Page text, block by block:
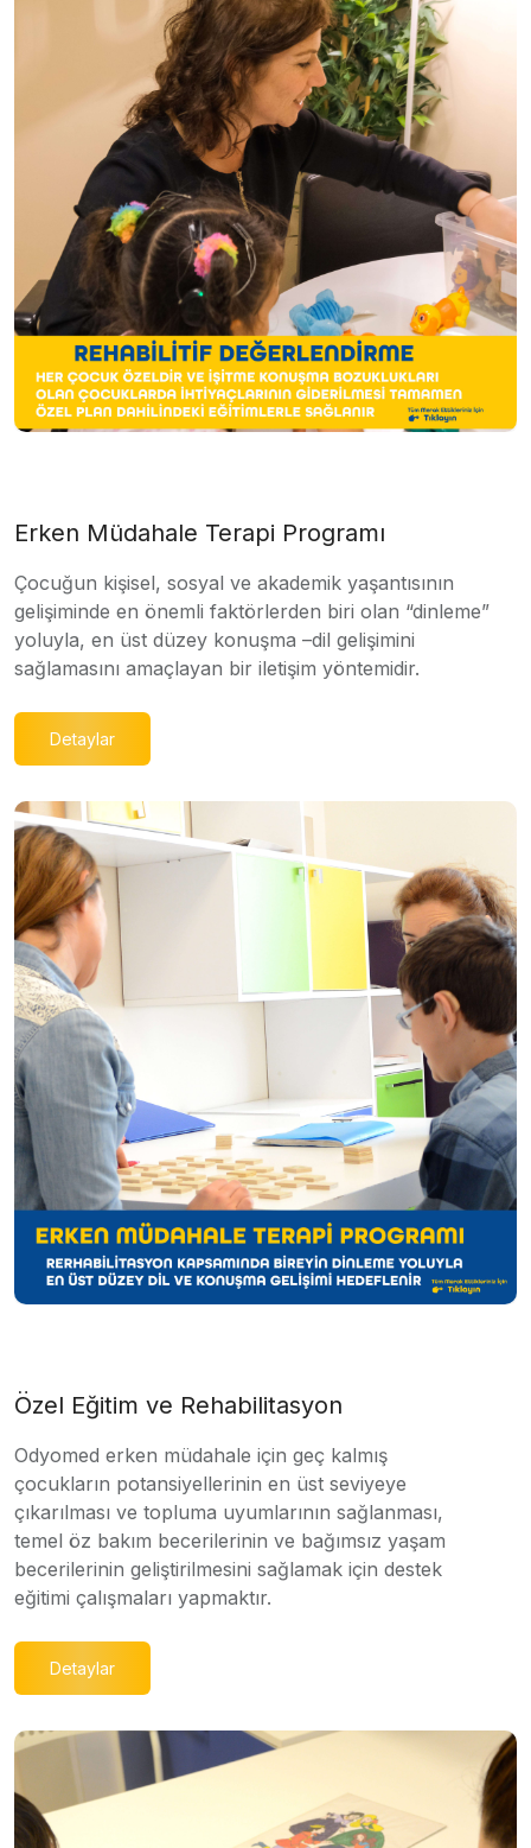
Erken Müdahale Terapi Programı
Çocuğun kişisel, sosyal ve akademik yaşantısının
gelişiminde en önemli faktörlerden biri olan “dinleme”
yoluyla, en üst düzey konuşma –dil gelişimini
sağlamasını amaçlayan bir iletişim yöntemidir.
Detaylar
Özel Eğitim ve Rehabilitasyon
Odyomed erken müdahale için geç kalmış
çocukların potansiyellerinin en üst seviyeye
çıkarılması ve topluma uyumlarının sağlanması,
temel öz bakım becerilerinin ve bağımsız yaşam
becerilerinin geliştirilmesini sağlamak için destek
eğitimi çalışmaları yapmaktır.
Detaylar